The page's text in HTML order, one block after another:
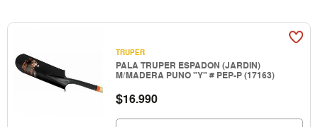
TRUPER
PALA TRUPER ESPADON (JARDIN)
M/MADERA PUNO "Y" # PEP-P (17163)
$16.990